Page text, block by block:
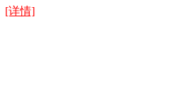
[详情]